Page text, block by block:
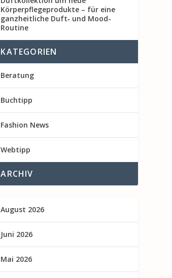
Körperpflegeprodukte – für eine
ganzheitliche Duft‑ und Mood-
Routine
KATEGORIEN
Beratung
Buchtipp
Fashion News
Webtipp
ARCHIV
August 2026
Juni 2026
Mai 2026